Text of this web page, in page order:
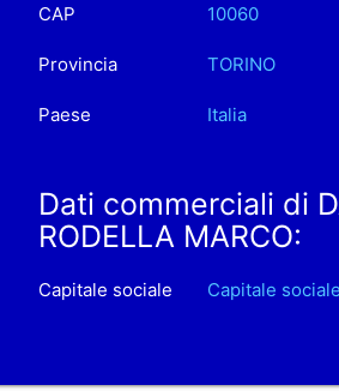
CAP 10060
Provincia TORINO
Paese Italia
Dati commerciali di
RODELLA MARCO:
Capitale sociale Capitale